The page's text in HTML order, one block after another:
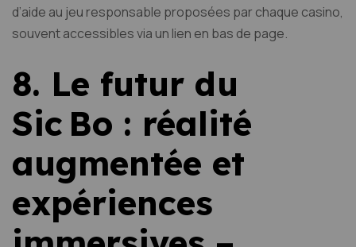
d’aide au jeu responsable proposées par chaque casino,
souvent accessibles via un lien en bas de page.
8. Le futur du
Sic Bo : réalité
augmentée et
expériences